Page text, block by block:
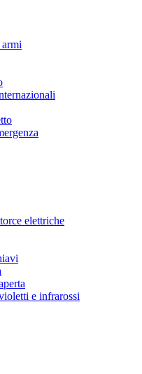
elettriche
e infrarossi